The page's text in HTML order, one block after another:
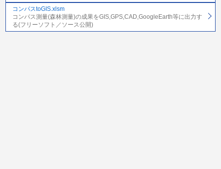
コンパスtoGIS.xlsm
コンパス測量(森林測量)の成果をGIS,GPS,CAD,GoogleEarth等に出力す
る(フリーソフト／ソース公開)